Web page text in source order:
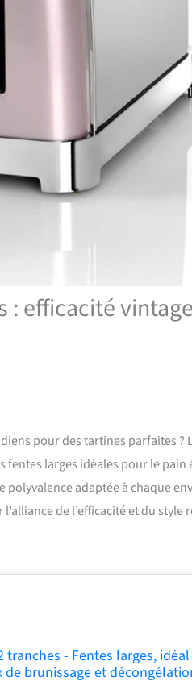
: efficacité
pour des tartines parfaites ?
larges idéales pour le pain
adaptée à chaque
de l’efficacité et du
tranches - Fentes larges,
de brunissage et